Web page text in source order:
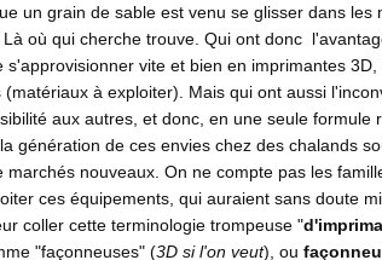
un grain de sable est venu se glisser dans
où qui cherche trouve. Qui ont donc
s'approvisionner vite et bien en imprimantes 3D,
(matériaux à exploiter). Mais qui ont aussi
aux autres, et donc, en une seule formule
génération de ces envies chez des chalands
marchés nouveaux. On ne compte pas les
ces équipements, qui auraient sans doute
coller cette terminologie trompeuse "
"façonneuses" (3D si l'on veut), ou